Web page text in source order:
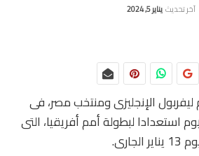
آخر تحديث يناير 5, 2024
الإنجليزى ومنتخب مصر، فى
استعدادا لبطولة أمم أفريقيا، التى